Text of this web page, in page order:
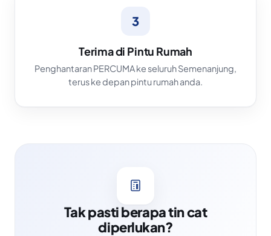
3
Terima di Pintu Rumah
Penghantaran PERCUMA ke seluruh Semenanjung,
terus ke depan pintu rumah anda.
Tak pasti berapa tin cat
diperlukan?